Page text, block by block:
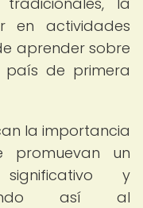
en actividades
aprender sobre
de primera
la importancia
promuevan un
y
así al